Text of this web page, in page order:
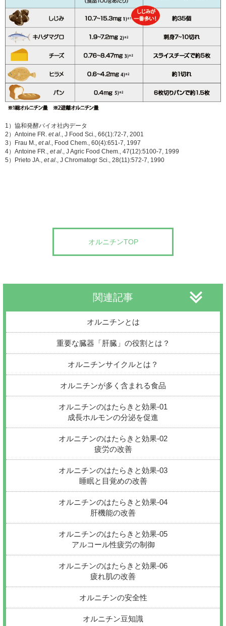
1）協和発酵バイオ社内データ
2）Antoine FR. et al., J Food Sci., 66(1):72-7, 2001
3）Frau M., et al., Food Chem., 60(4):651-7, 1997
4）Antoine FR., et al., J Agric Food Chem., 47(12):5100-7, 1999
5）Prieto JA., et al., J Chromatogr Sci., 28(11):572-7, 1990
オルニチンTOP
関連記事
オルニチンとは
重要な臓器「肝臓」の役割とは？
オルニチンサイクルとは？
オルニチンが多く含まれる食品
オルニチンのはたらきと効果-01
成長ホルモンの分泌を促進
オルニチンのはたらきと効果-02
疲労の改善
オルニチンのはたらきと効果-03
睡眠と目覚めの改善
オルニチンのはたらきと効果-04
肝機能の改善
オルニチンのはたらきと効果-05
アルコール性疲労の制御
オルニチンのはたらきと効果-06
疲れ肌の改善
オルニチンの安全性
オルニチン豆知識